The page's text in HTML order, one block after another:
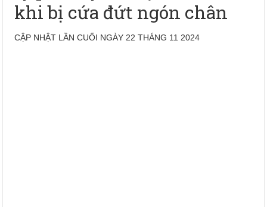
khi bị cứa đứt ngón chân
CẬP NHẬT LẦN CUỐI NGÀY 22 THÁNG 11 2024